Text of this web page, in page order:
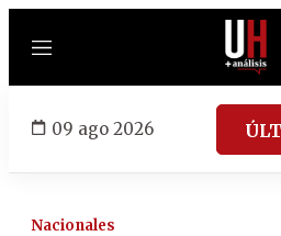
Menú
09 ago 2026
Nacionales